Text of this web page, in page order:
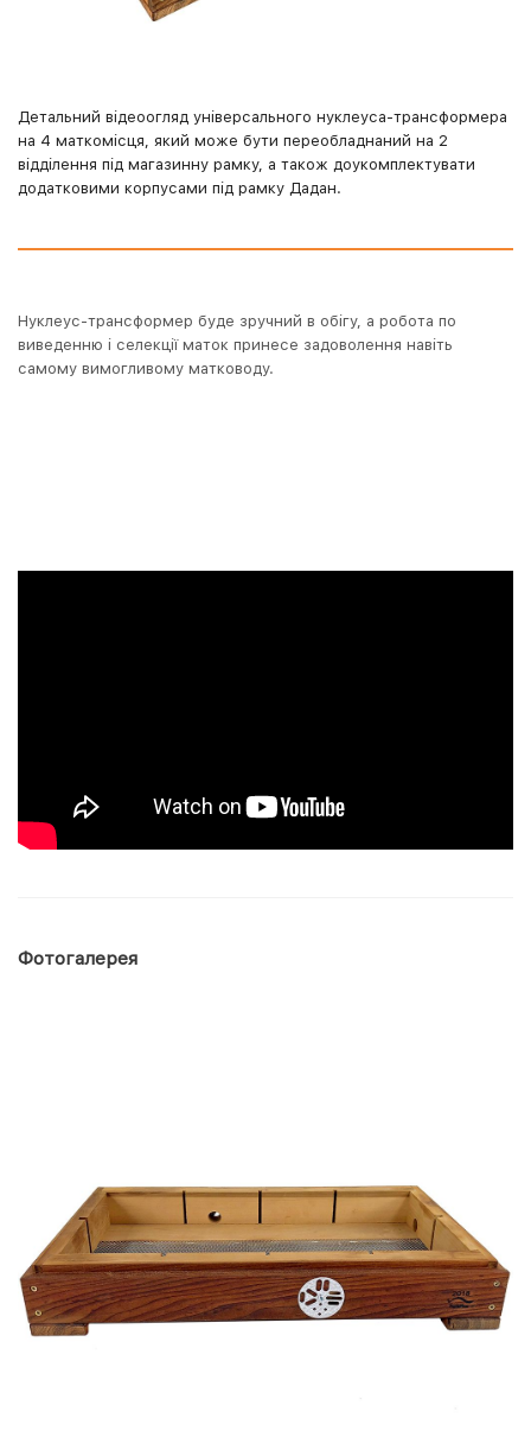
Детальний відеоогляд універсального нуклеуса-трансформера
на 4 маткомісця, який може бути переобладнаний на 2
відділення під магазинну рамку, а також доукомплектувати
додатковими корпусами під рамку Дадан.
Нуклеус-трансформер буде зручний в обігу, а робота по
виведенню і селекції маток принесе задоволення навіть
самому вимогливому матководу.
Фотогалерея